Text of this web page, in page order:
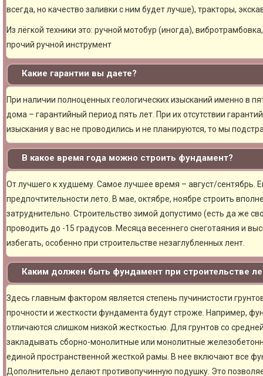
всегда, но качество заливки с ним будет лучше), тракторы,
Из лёгкой техники это: ручной мотобур (иногда),
прочий ручной инструмент
Какие гарантии вы даете?
При наличии полноценных геологических изысканий именно в
дома – гарантийный период пять лет. При их отсутствии
изыскания у вас не проводились и не планируются, то мы
В какое время года можно строить фундамент?
От лучшего к худшему. Самое лучшее время – август/сентябрь.
предпочтительности лето. В мае, октябре, ноябре строить
затруднительно. Строительство зимой допустимо (есть да же
проводить до -15 градусов. Месяца весеннего снеготаяния и
избегать, особенно при строительстве незаглубленных лент.
Каким должен быть фундамент при строительстве
Здесь главным фактором является степень пучинистости
прочности и жесткости фундамента будут строже. Например,
отличаются слишком низкой жесткостью. Для грунтов со
закладывать сборно-монолитные или монолитные
единой пространственной жесткой рамы. В нее включают все
Дополнительно делают противопучинную подушку. Это